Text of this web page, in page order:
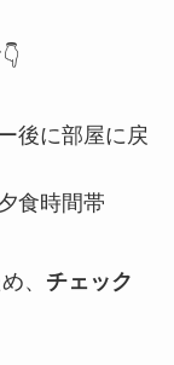
後に部屋に戻
食時間帯
、 チェック